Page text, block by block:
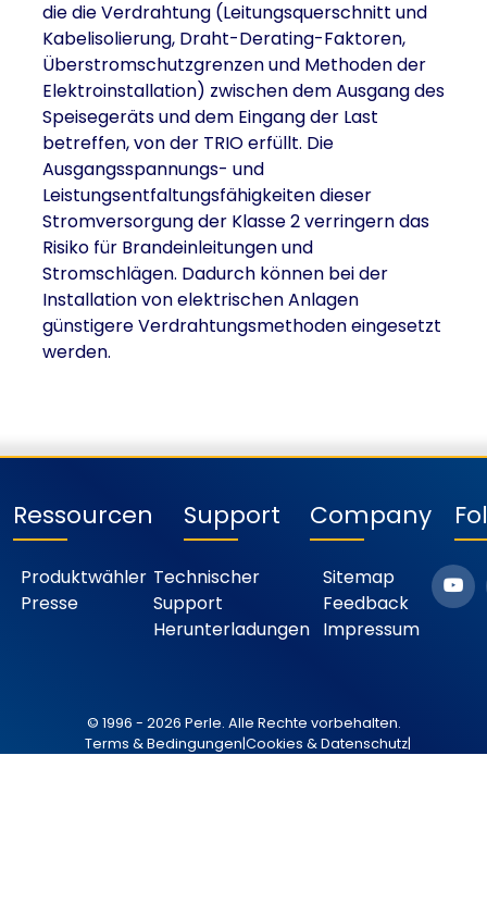
die die Verdrahtung (Leitungsquerschnitt und
Kabelisolierung, Draht-Derating-Faktoren,
Überstromschutzgrenzen und Methoden der
Elektroinstallation) zwischen dem Ausgang des
Speisegeräts und dem Eingang der Last
betreffen, von der TRIO erfüllt. Die
Ausgangsspannungs- und
Leistungsentfaltungsfähigkeiten dieser
Stromversorgung der Klasse 2 verringern das
Risiko für Brandeinleitungen und
Stromschlägen. Dadurch können bei der
Installation von elektrischen Anlagen
günstigere Verdrahtungsmethoden eingesetzt
werden.
Ressourcen
Produktwähler
Presse
Support
Technischer
Support
Herunterladungen
Company
Sitemap
Feedback
Impressum
© 1996 - 2026 Perle. Alle Rechte vorbehalten.
Terms & Bedingungen|Cookies & Datenschutz|